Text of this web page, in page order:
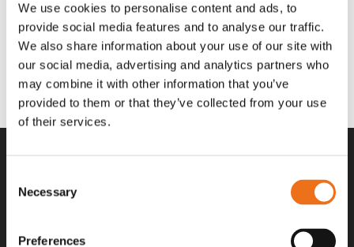
We use cookies to personalise content and ads, to
provide social media features and to analyse our traffic.
We also share information about your use of our site with
our social media, advertising and analytics partners who
may combine it with other information that you’ve
provided to them or that they’ve collected from your use
of their services.
Selection
Necessary
Preferences
Logga in
Glömt ditt lösenord?